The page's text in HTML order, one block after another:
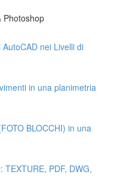
Photoshop
nei Livelli di
in una planimetria
BLOCCHI) in una
TEXTURE, PDF, DWG,